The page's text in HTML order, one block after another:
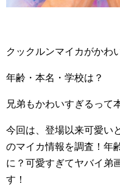
クックルンマイカがかわ
年齢・本名・学校は？
兄弟もかわいすぎるって
今回は、登場以来可愛い
のマイカ情報を調査！年
に？可愛すぎてヤバイ弟
す！